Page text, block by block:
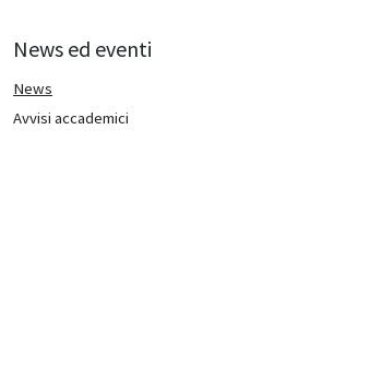
News ed eventi
News
Avvisi accademici